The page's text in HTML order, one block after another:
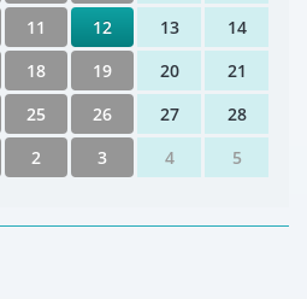
11 12 13
14
18 19 20
21
25 26 27
28
2 3 4 5